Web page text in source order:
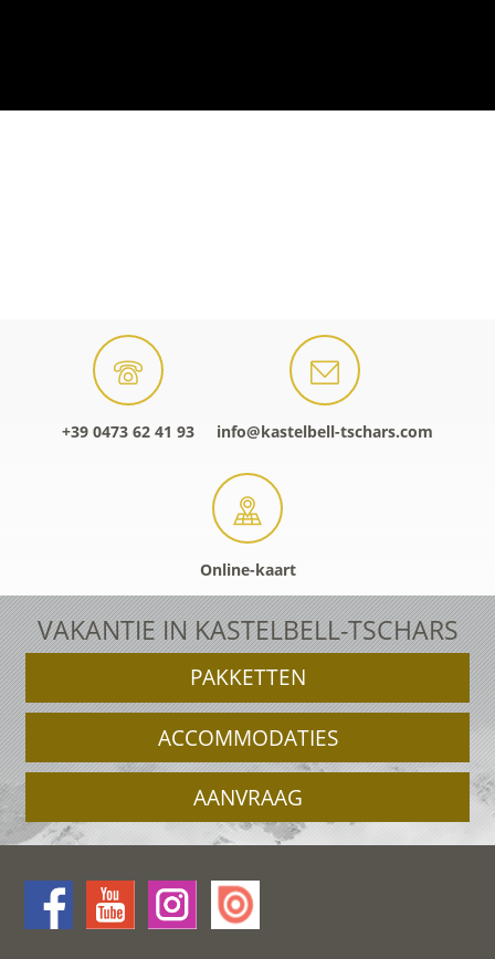
+39 0473 62 41 93 info@kastelbell-tschars.com
Online-kaart
VAKANTIE IN KASTELBELL-TSCHARS
PAKKETTEN
ACCOMMODATIES
AANVRAAG